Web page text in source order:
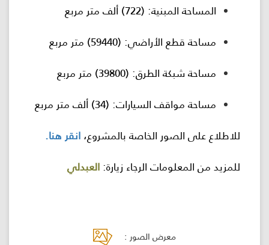
المساحة المبنية: (722) ألف متر مربع
مساحة قطع الأراضي: (59440) متر مربع
مساحة شبكة الطرق: (39800) متر مربع
مساحة مواقف السيارات: (34) ألف متر مربع
للاطلاع على الصور الخاصة بالمشروع،انقر هنا.
للمزيد من المعلومات الرجاء زيارة:العبدلي
معرض الصور :